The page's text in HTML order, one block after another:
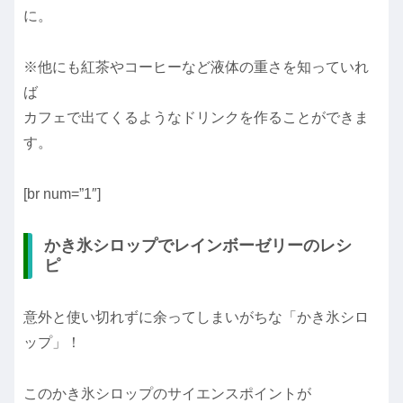
に。
※他にも紅茶やコーヒーなど液体の重さを知っていれ
ば
カフェで出てくるようなドリンクを作ることができま
す。
[br num=”1″]
かき氷シロップでレインボーゼリーのレシ
ピ
意外と使い切れずに余ってしまいがちな「かき氷シロ
ップ」！
このかき氷シロップのサイエンスポイントが